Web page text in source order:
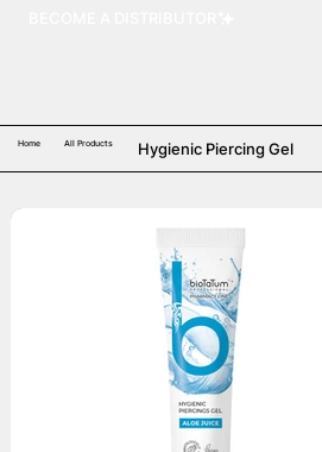
Home All Products Hygienic Piercing Gel